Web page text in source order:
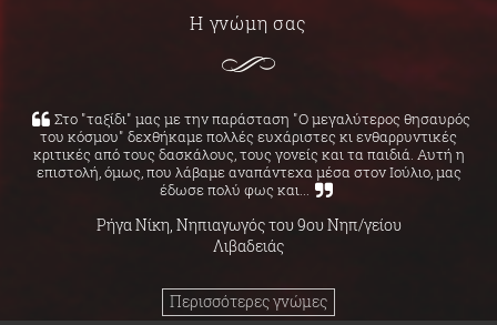
Η γνώμη σας
Στο "ταξίδι" μας με την παράσταση "Ο μεγαλύτερος θησαυρός
του κόσμου" δεχθήκαμε πολλές ευχάριστες κι ενθαρρυντικές
κριτικές από τους δασκάλους, τους γονείς και τα παιδιά. Αυτή η
επιστολή, όμως, που λάβαμε αναπάντεχα μέσα στον Ιούλιο, μας
έδωσε πολύ φως και...
Ρήγα Νίκη, Νηπιαγωγός του 9ου Νηπ/γείου
Λιβαδειάς
Περισσότερες γνώμες